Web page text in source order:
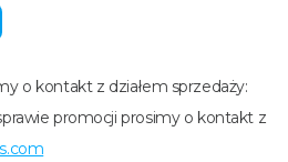
o kontakt z działem sprzedaży:
promocji prosimy o kontakt z